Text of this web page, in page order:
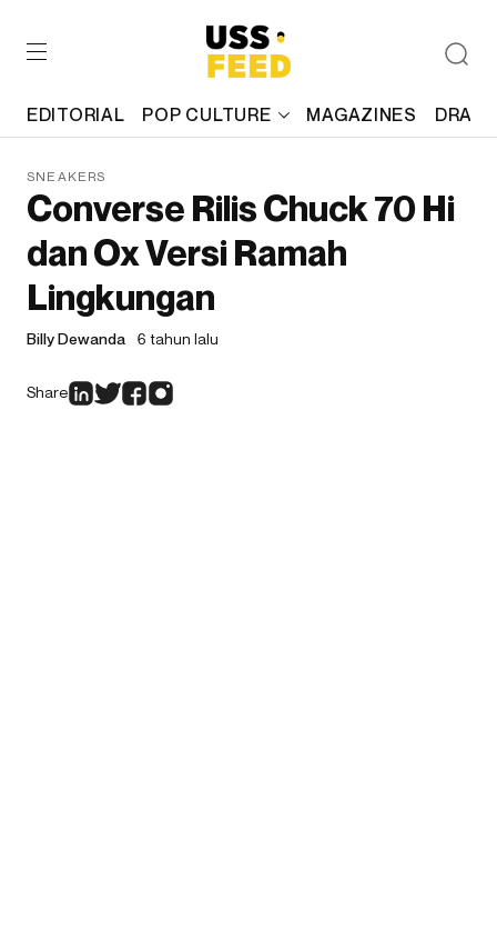
EDITORIAL POP CULTURE MAGAZINES
SNEAKERS
Converse Rilis Chuck 70 Hi
dan Ox Versi Ramah
Lingkungan
Billy Dewanda 6 tahun lalu
Share